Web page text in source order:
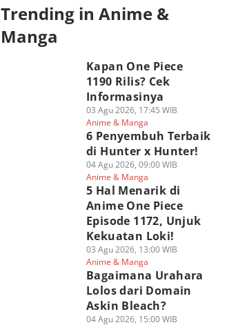
Trending in Anime &
Manga
Kapan One Piece
1190 Rilis? Cek
Informasinya
03 Agu 2026, 17:45 WIB
Anime & Manga
6 Penyembuh Terbaik
di Hunter x Hunter!
04 Agu 2026, 09:00 WIB
Anime & Manga
5 Hal Menarik di
Anime One Piece
Episode 1172, Unjuk
Kekuatan Loki!
03 Agu 2026, 13:00 WIB
Anime & Manga
Bagaimana Urahara
Lolos dari Domain
Askin Bleach?
04 Agu 2026, 15:00 WIB